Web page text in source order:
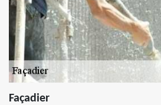
Façadier